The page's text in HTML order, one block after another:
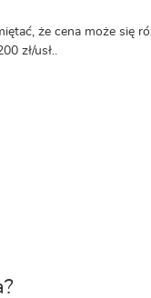
że cena może
zł/usł..